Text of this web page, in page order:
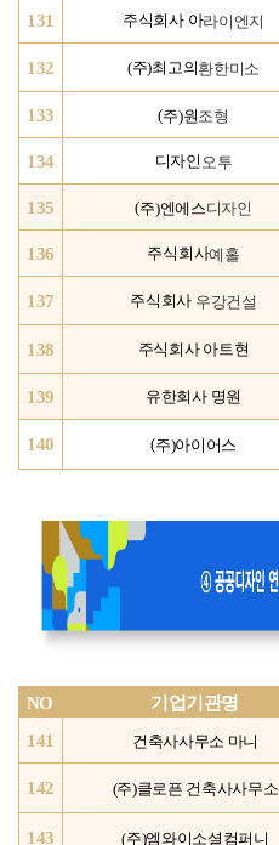
131 주식회사 아라이엔지
132 (주)최고의 환한미소
133 (주)원조형
134 디자인 오투
135 (주)엔에스디자인
136 주식회사예홀
137 주식회사 우강건설
138 주식회사 아트현
139 유한회사 명원
140 (주)아이어스
NO 기업기관명
141
건축사사무소 마니
142 (주)클로픈 건축사사무소
143 (주)엠와이소셜컴퍼니